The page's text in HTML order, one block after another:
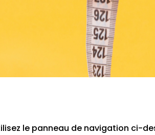
le panneau de navigation ci-